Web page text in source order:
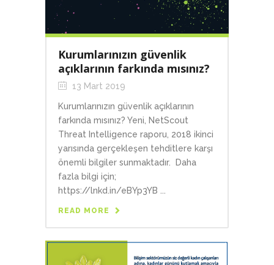
Kurumlarınızın güvenlik
açıklarının farkında mısınız?
13 Mart 2019
Kurumlarınızın güvenlik açıklarının
farkında mısınız? Yeni, NetScout
Threat Intelligence raporu, 2018 ikinci
yarısında gerçekleşen tehditlere karşı
önemli bilgiler sunmaktadır. Daha
fazla bilgi için;
https://lnkd.in/eBYp3YB ...
READ MORE